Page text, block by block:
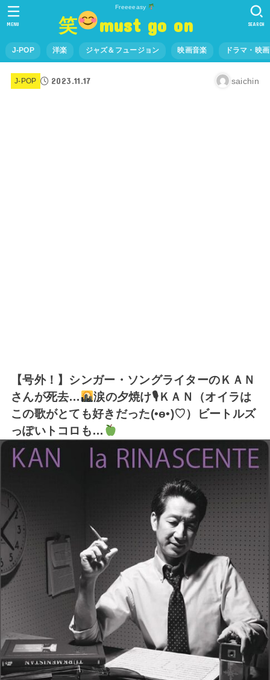
Freeeeasy
笑 must go on
J-POP 洋楽 ジャズ＆フュージョン 映画音楽 ドラマ・映
SEARCH
MENU
J-POP 2023.11.17 saichin
【号外！】シンガー・ソングライターのＫＡＮ
さんが死去…
涙の夕焼け🎙ＫＡＮ（オイラは
この歌がとても好きだった(•ө•)♡）ビートルズ
っぽいトコロも…